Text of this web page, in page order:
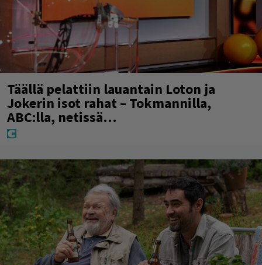
Täällä pelattiin lauantain Loton ja
Jokerin isot rahat – Tokmannilla,
ABC:lla, netissä…